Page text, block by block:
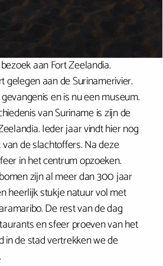
aan Fort Zeelandia.
gelegen aan de Surinamerivier.
en is nu een museum.
van Suriname is zijn de
Ieder jaar vindt hier nog
de slachtoffers. Na deze
in het centrum opzoeken.
zijn al meer dan 300 jaar
heerlijk stukje natuur vol met
De rest van de dag
en sfeer proeven van het
in de stad vertrekken we de